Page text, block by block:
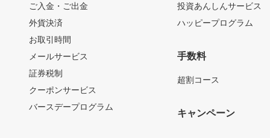
ご入金・ご出金
外貨決済
お取引時間
メールサービス
証券税制
クーポンサービス
バースデープログラム
投資あんしんサービス
ハッピープログラム
手数料
超割コース
キャンペーン